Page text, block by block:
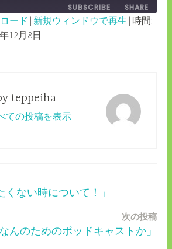
FORWARD
30
SUBSCRIBE SHARE
ード | 新規ウィンドウで再生 | 時間:
12月8日
teppeiha
ての投稿を表示
くない時について！」
次の投稿
なんのためのポッドキャストか」